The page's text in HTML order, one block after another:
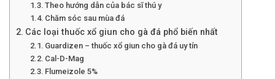
Theo hướng dẫn của bác sĩ thú y
Chăm sóc sau mùa đá
Các loại thuốc xổ giun cho gà đá phổ biến nhất
Guardizen – thuốc xổ giun cho gà đá uy tín
Cal-D-Mag
Flumeizole 5%